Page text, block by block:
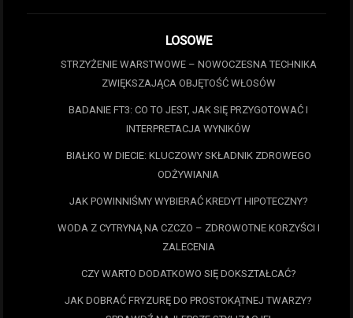
LOSOWE
STRZYŻENIE WARSTWOWE – NOWOCZESNA TECHNIKA
ZWIĘKSZAJĄCA OBJĘTOŚĆ WŁOSÓW
BADANIE FT3: CO TO JEST, JAK SIĘ PRZYGOTOWAĆ I
INTERPRETACJA WYNIKÓW
BIAŁKO W DIECIE: KLUCZOWY SKŁADNIK ZDROWEGO
ODŻYWIANIA
JAK POWINNIŚMY WYBIERAĆ KREDYT HIPOTECZNY?
WODA Z CYTRYNĄ NA CZCZO – ZDROWOTNE KORZYŚCI I
ZALECENIA
CZY WARTO DODATKOWO SIĘ DOKSZTAŁCAĆ?
JAK DOBRAĆ FRYZURĘ DO PROSTOKĄTNEJ TWARZY?